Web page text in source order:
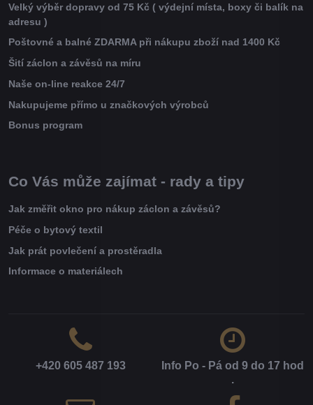
Velký výběr dopravy od 75 Kč ( výdejní místa, boxy či balík na
adresu )
Poštovné a balné ZDARMA při nákupu zboží nad 1400 Kč
Šití záclon a závěsů na míru
Naše on-line reakce 24/7
Nakupujeme přímo u značkových výrobců
Bonus program
Co Vás může zajímat - rady a tipy
Jak změřit okno pro nákup záclon a závěsů?
Péče o bytový textil
Jak prát povlečení a prostěradla
Informace o materiálech
+420 605 487 193
Info Po - Pá od 9 do 17 hod​
.